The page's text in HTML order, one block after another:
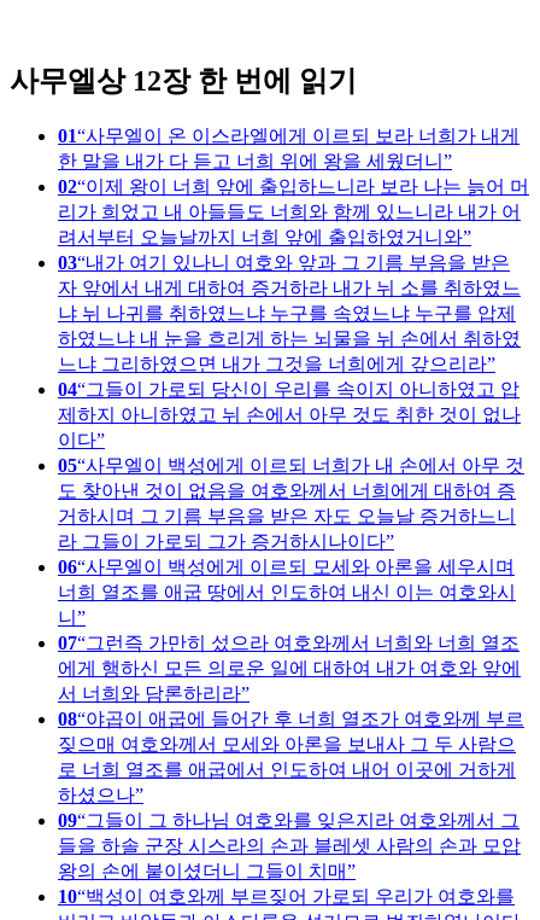
사무엘상 12장 한 번에 읽기
01 사무엘이 온 이스라엘에게 이르되 보라 너희가 내게
한 말을 내가 다 듣고 너희 위에 왕을 세웠더니
02 이제 왕이 너희 앞에 출입하느니라 보라 나는 늙어 머
리가 희었고 내 아들들도 너희와 함께 있느니라 내가 어
려서부터 오늘날까지 너희 앞에 출입하였거니와
03 내가 여기 있나니 여호와 앞과 그 기름 부음을 받은
자 앞에서 내게 대하여 증거하라 내가 뉘 소를 취하였느
냐 뉘 나귀를 취하였느냐 누구를 속였느냐 누구를 압제
하였느냐 내 눈을 흐리게 하는 뇌물을 뉘 손에서 취하였
느냐 그리하였으면 내가 그것을 너희에게 갚으리라
04 그들이 가로되 당신이 우리를 속이지 아니하였고 압
제하지 아니하였고 뉘 손에서 아무 것도 취한 것이 없나
이다
05 사무엘이 백성에게 이르되 너희가 내 손에서 아무 것
도 찾아낸 것이 없음을 여호와께서 너희에게 대하여 증
거하시며 그 기름 부음을 받은 자도 오늘날 증거하느니
라 그들이 가로되 그가 증거하시나이다
06 사무엘이 백성에게 이르되 모세와 아론을 세우시며
너희 열조를 애굽 땅에서 인도하여 내신 이는 여호와시
니
07 그런즉 가만히 섰으라 여호와께서 너희와 너희 열조
에게 행하신 모든 의로운 일에 대하여 내가 여호와 앞에
서 너희와 담론하리라
08 야곱이 애굽에 들어간 후 너희 열조가 여호와께 부르
짖으매 여호와께서 모세와 아론을 보내사 그 두 사람으
로 너희 열조를 애굽에서 인도하여 내어 이곳에 거하게
하셨으나
09 그들이 그 하나님 여호와를 잊은지라 여호와께서 그
들을 하솔 군장 시스라의 손과 블레셋 사람의 손과 모압
왕의 손에 붙이셨더니 그들이 치매
10 백성이 여호와께 부르짖어 가로되 우리가 여호와를